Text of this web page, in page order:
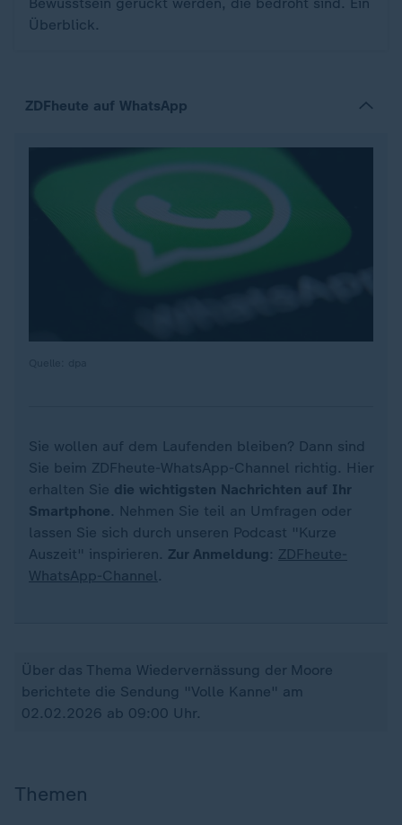
Überblick.
ZDFheute auf WhatsApp
Sie wollen auf dem Laufenden bleiben? Dann sind
Sie beim ZDFheute-WhatsApp-Channel richtig. Hier
erhalten Sie die wichtigsten Nachrichten auf Ihr
Smartphone. Nehmen Sie teil an Umfragen oder
lassen Sie sich durch unseren Podcast "Kurze
Auszeit" inspirieren. Zur Anmeldung : ZDFheute-
WhatsApp-Channel.
Über das Thema Wiedervernässung der Moore
berichtete die Sendung "Volle Kanne" am
02.02.2026 ab 09:00 Uhr.
Themen